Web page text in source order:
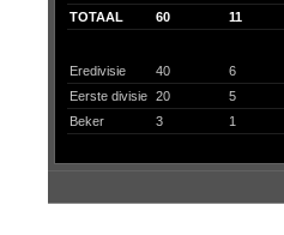
TOTAAL
60 11
Eredivisie 40 6
Eerste divisie 20 5
Beker
3 1